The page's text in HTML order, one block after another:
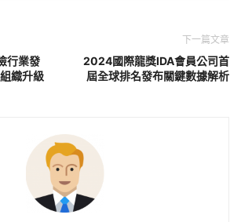
行業發
織升級
下一篇文章
2024國際龍獎IDA會員公司首
屆全球排名發布關鍵數據解析